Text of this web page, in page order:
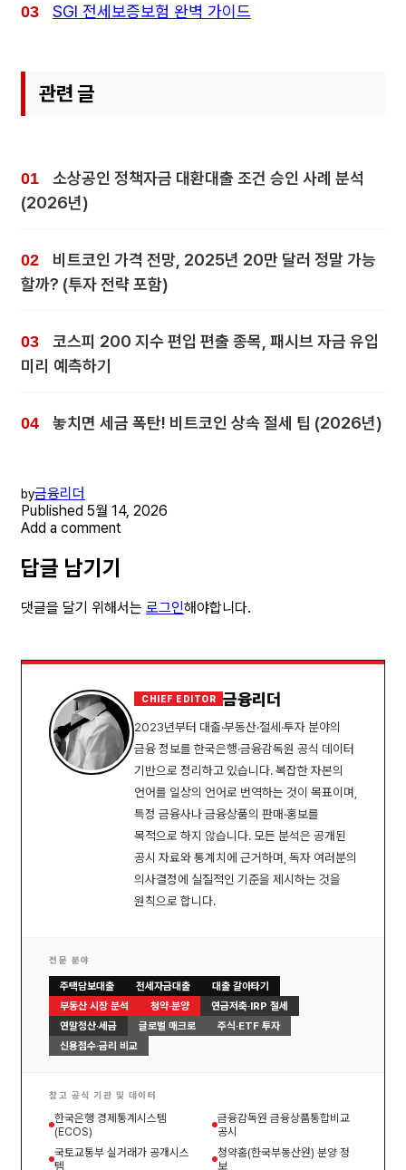
SGI 전세보증보험 완벽 가이드
관련 글
소상공인 정책자금 대환대출 조건 승인 사례 분석
(2026년)
비트코인 가격 전망, 2025년 20만 달러 정말 가능
할까? (투자 전략 포함)
코스피 200 지수 편입 편출 종목, 패시브 자금 유입
미리 예측하기
놓치면 세금 폭탄! 비트코인 상속 절세 팁 (2026년)
by금융리더
Published 5월 14, 2026
Add a comment
답글 남기기
댓글을 달기 위해서는 로그인해야합니다.
CHIEF EDITOR 금융리더
2023년부터 대출·부동산·절세·투자 분야의
금융 정보를 한국은행·금융감독원 공식 데이터
기반으로 정리하고 있습니다. 복잡한 자본의
언어를 일상의 언어로 번역하는 것이 목표이며,
특정 금융사나 금융상품의 판매·홍보를
목적으로 하지 않습니다. 모든 분석은 공개된
공시 자료와 통계치에 근거하며, 독자 여러분의
의사결정에 실질적인 기준을 제시하는 것을
원칙으로 합니다.
전문 분야
주택담보대출 전세자금대출
대출 갈아타기
부동산 시장 분석
청약·분양
연금저축·IRP 절세
연말정산·세금
글로벌 매크로
주식·ETF 투자
신용점수·금리 비교
참고 공식 기관 및 데이터
한국은행 경제통계시스템
(ECOS)
금융감독원 금융상품통합비교
공시
국토교통부 실거래가 공개시스
템
청약홈(한국부동산원) 분양 정
보